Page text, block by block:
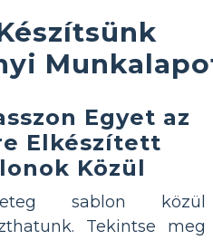
Egyet az
Elkészített
Közül
sablon közül
Tekintse meg